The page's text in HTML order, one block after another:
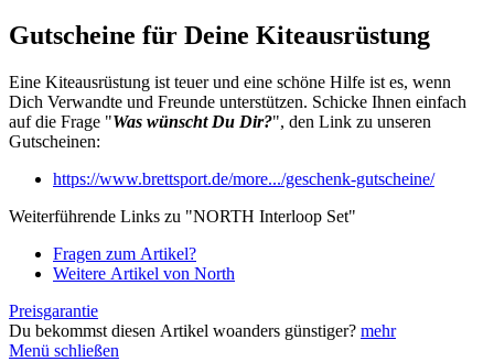
Gutscheine für Deine Kiteausrüstung
Eine Kiteausrüstung ist teuer und eine schöne Hilfe ist es, wenn
Dich Verwandte und Freunde unterstützen. Schicke Ihnen einfach
auf die Frage "Was wünscht Du Dir?", den Link zu unseren
Gutscheinen:
https://www.brettsport.de/more.../geschenk-gutscheine/
Weiterführende Links zu "NORTH Interloop Set"
Fragen zum Artikel?
Weitere Artikel von North
Preisgarantie
Du bekommst diesen Artikel woanders günstiger? mehr
Menü schließen